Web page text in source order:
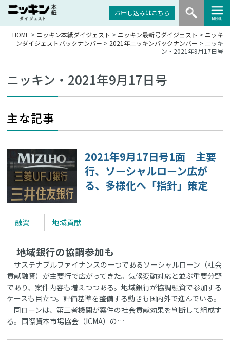
お申し込みはこちら
HOME > ニッキン本紙ダイジェスト > ニッキン最新号ダイジェスト > ニッキ
ンダイジェストバックナンバー > 2021年ニッキンバックナンバー > ニッキ
ン・2021年9月17日号
ニッキン・2021年9月17日号
主な記事
2021年9月17日号1面 主要
行、ソーシャルローン広が
る、多様化へ「指針」策定
融資 地域貢献
地域銀行の協調参加も
サステナブルファイナンスの一つであるソーシャルローン（社会
貢献融資）が主要行で広がってきた。気候変動対応と並ぶ重要分野
であり、案件内容も増えつつある。地域銀行が協調融資で参加する
ケースも目立つ。評価基準を整備する動きも国内外で進んでいる。
同ローンは、第三者機関が案件の社会貢献効果を判断して組成す
る。国際資本市場協会（ICMA）の…